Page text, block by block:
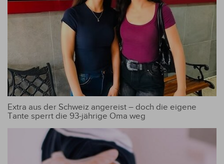
Extra aus der Schweiz angereist – doch die eigene
Tante sperrt die 93-jährige Oma weg